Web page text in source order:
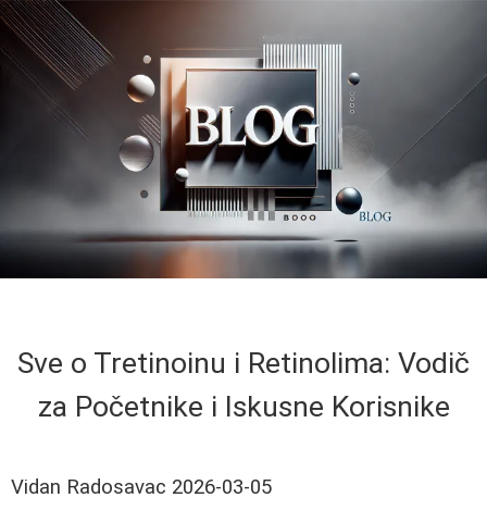
Sve o Tretinoinu i Retinolima: Vodič
za Početnike i Iskusne Korisnike
Vidan Radosavac 2026-03-05